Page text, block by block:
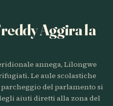
Aggira la
annega, Lilongwe
Le aule scolastiche
del parlamento si
aiuti diretti alla zona del